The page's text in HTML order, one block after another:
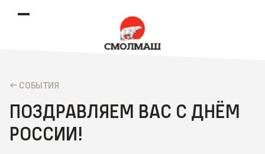
CОБЫТИЯ
ПОЗДРАВЛЯЕМ ВАС С ДНЁМ
РОССИИ!